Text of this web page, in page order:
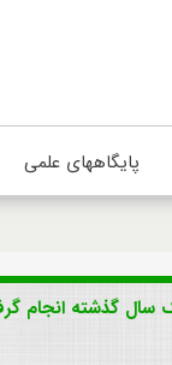
پایگاههای علمی
توسط اورژانس ۱۱۵ دشتستان در یک سال